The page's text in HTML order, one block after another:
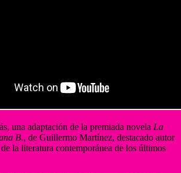
una adaptación de la premiada novela La
B., de Guillermo Martínez, destacado autor
la literatura contemporánea de los últimos